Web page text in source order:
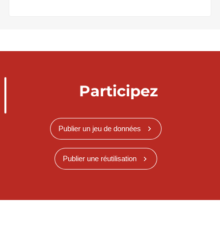
Participez
Publier un jeu de données
Publier une réutilisation